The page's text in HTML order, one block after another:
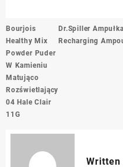
Nawigacja
wpisu
Bourjois
Healthy Mix
Powder Puder
W Kamieniu
Matująco
Rozświetlający
04 Hale Clair
11G
Dr.Spiller
Recharging
Written